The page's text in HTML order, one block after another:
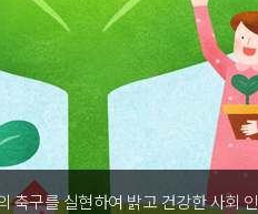
구를 실현하여 밝고 건강한 사회